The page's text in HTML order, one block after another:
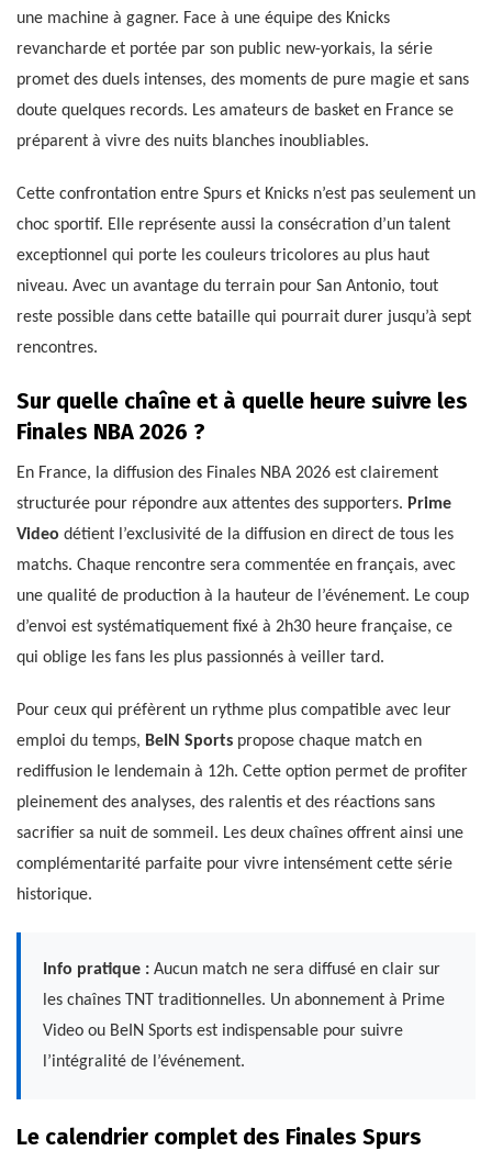
une machine à gagner. Face à une équipe des Knicks
revancharde et portée par son public new-yorkais, la série
promet des duels intenses, des moments de pure magie et sans
doute quelques records. Les amateurs de basket en France se
préparent à vivre des nuits blanches inoubliables.
Cette confrontation entre Spurs et Knicks n’est pas seulement un
choc sportif. Elle représente aussi la consécration d’un talent
exceptionnel qui porte les couleurs tricolores au plus haut
niveau. Avec un avantage du terrain pour San Antonio, tout
reste possible dans cette bataille qui pourrait durer jusqu’à sept
rencontres.
Sur quelle chaîne et à quelle heure suivre les
Finales NBA 2026 ?
En France, la diffusion des Finales NBA 2026 est clairement
structurée pour répondre aux attentes des supporters. Prime
Video détient l’exclusivité de la diffusion en direct de tous les
matchs. Chaque rencontre sera commentée en français, avec
une qualité de production à la hauteur de l’événement. Le coup
d’envoi est systématiquement fixé à 2h30 heure française, ce
qui oblige les fans les plus passionnés à veiller tard.
Pour ceux qui préfèrent un rythme plus compatible avec leur
emploi du temps, BeIN Sports propose chaque match en
rediffusion le lendemain à 12h. Cette option permet de profiter
pleinement des analyses, des ralentis et des réactions sans
sacrifier sa nuit de sommeil. Les deux chaînes offrent ainsi une
complémentarité parfaite pour vivre intensément cette série
historique.
Info pratique : Aucun match ne sera diffusé en clair sur
les chaînes TNT traditionnelles. Un abonnement à Prime
Video ou BeIN Sports est indispensable pour suivre
l’intégralité de l’événement.
Le calendrier complet des Finales Spurs